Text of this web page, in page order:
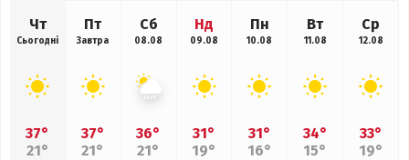
Чт
Сьогодні
37°
21°
Пт
Завтра
37°
21°
Сб
08.08
36°
21°
Нд
09.08
31°
19°
Пн
10.08
31°
16°
Вт
11.08
34°
15°
Ср
12.08
33°
19°